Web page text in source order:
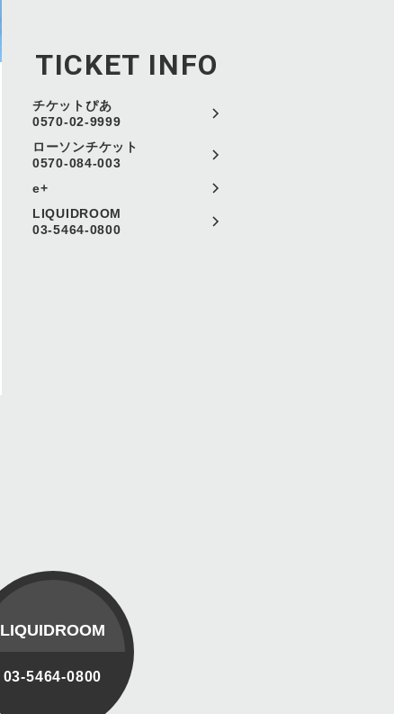
TICKET INFO
チケットぴあ
0570-02-9999
ローソンチケット
0570-084-003
e+
LIQUIDROOM
03-5464-0800
LIQUIDROOM
03-5464-0800